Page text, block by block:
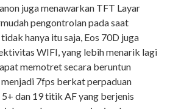
juga menawarkan TFT Layar
pengontrolan pada saat
hanya itu saja, Eos 70D juga
WIFI, yang lebih menarik lagi
memotret secara beruntun
7fps berkat perpaduan
dan 19 titik AF yang berjenis